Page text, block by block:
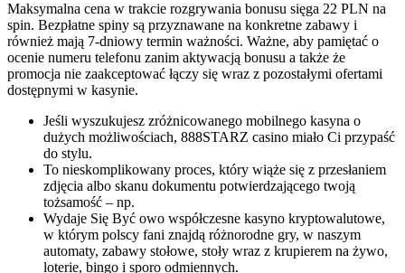
Maksymalna cena w trakcie rozgrywania bonusu sięga 22 PLN na
spin. Bezpłatne spiny są przyznawane na konkretne zabawy i
również mają 7-dniowy termin ważności. Ważne, aby pamiętać o
ocenie numeru telefonu zanim aktywacją bonusu a także że
promocja nie zaakceptować łączy się wraz z pozostałymi ofertami
dostępnymi w kasynie.
Jeśli wyszukujesz zróżnicowanego mobilnego kasyna o
dużych możliwościach, 888STARZ casino miało Ci przypaść
do stylu.
To nieskomplikowany proces, który wiąże się z przesłaniem
zdjęcia albo skanu dokumentu potwierdzającego twoją
tożsamość – np.
Wydaje Się Być owo współczesne kasyno kryptowalutowe,
w którym polscy fani znajdą różnorodne gry, w naszym
automaty, zabawy stołowe, stoły wraz z krupierem na żywo,
loterie, bingo i sporo odmiennych.